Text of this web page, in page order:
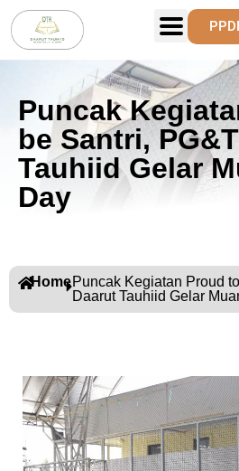
Puncak
be Santri,
Tauhiid Gelar
Day
HomePuncak Kegiatan Proud
Daarut Tauhiid Gelar